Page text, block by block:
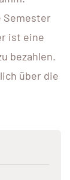
Semester
ist eine
bezahlen.
über die